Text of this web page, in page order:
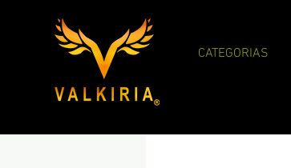
CATEGORIAS